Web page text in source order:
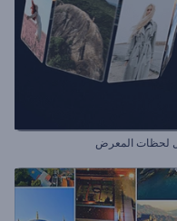
لحظات المعرض